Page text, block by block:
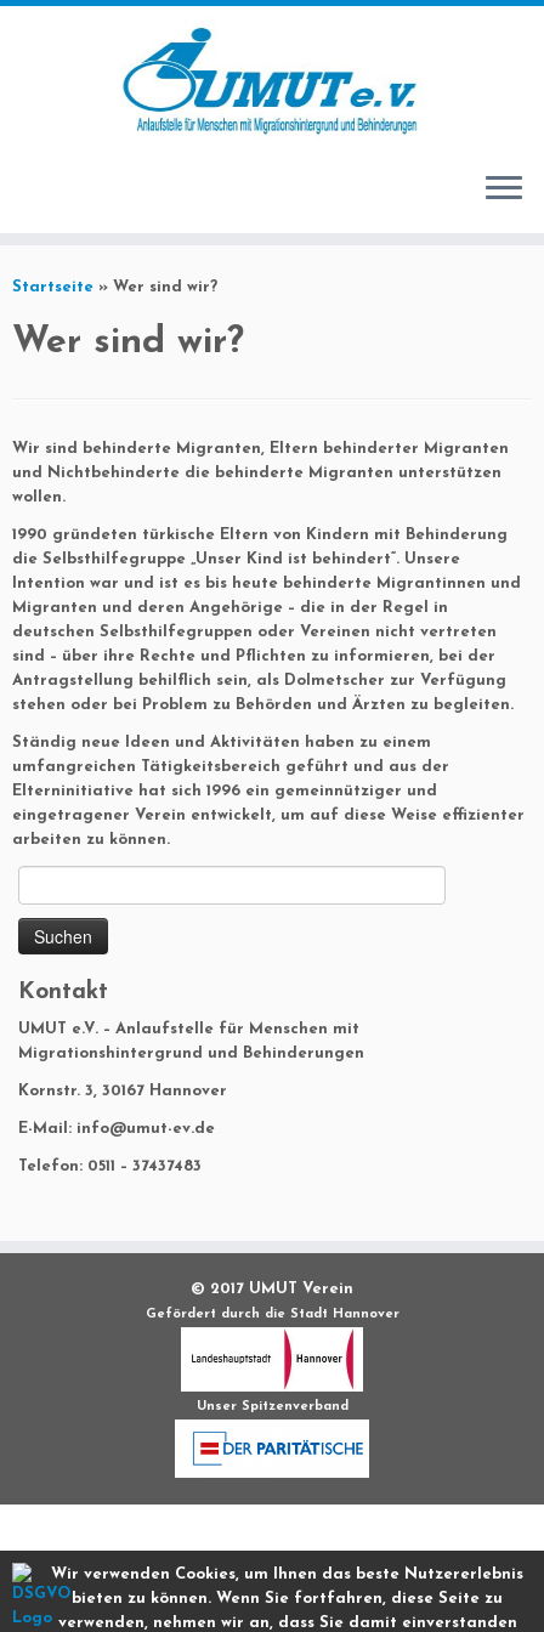
Startseite » Wer sind wir?
Wer sind wir?
Wir sind behinderte Migranten, Eltern behinderter Migranten
und Nichtbehinderte die behinderte Migranten unterstützen
wollen.
1990 gründeten türkische Eltern von Kindern mit Behinderung
die Selbsthilfegruppe „Unser Kind ist behindert“. Unsere
Intention war und ist es bis heute behinderte Migrantinnen und
Migranten und deren Angehörige – die in der Regel in
deutschen Selbsthilfegruppen oder Vereinen nicht vertreten
sind – über ihre Rechte und Pflichten zu informieren, bei der
Antragstellung behilflich sein, als Dolmetscher zur Verfügung
stehen oder bei Problem zu Behörden und Ärzten zu begleiten.
Ständig neue Ideen und Aktivitäten haben zu einem
umfangreichen Tätigkeitsbereich geführt und aus der
Elterninitiative hat sich 1996 ein gemeinnütziger und
eingetragener Verein entwickelt, um auf diese Weise effizienter
arbeiten zu können.
nach:
Kontakt
UMUT e.V. – Anlaufstelle für Menschen mit
Migrationshintergrund und Behinderungen
Kornstr. 3, 30167 Hannover
E-Mail: info@umut-ev.de
Telefon: 0511 – 37437483
© 2017 UMUT Verein
Gefördert durch die Stadt Hannover
Unser Spitzenverband
© 2019
UMUT e.V. – Anlaufstelle für Menschen mit Migrationshintergrund und
Behinderungen
Wir verwenden Cookies, um Ihnen das beste Nutzererlebnis
bieten zu können. Wenn Sie fortfahren, diese Seite zu
verwenden, nehmen wir an, dass Sie damit einverstanden